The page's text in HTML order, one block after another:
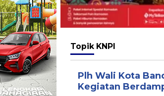
Topik KNPI
Plh Wali Kota
Kegiatan